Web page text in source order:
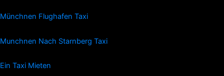
Münchnen Flughafen Taxi
Munchnen Nach Starnberg Taxi
Ein Taxi Mieten